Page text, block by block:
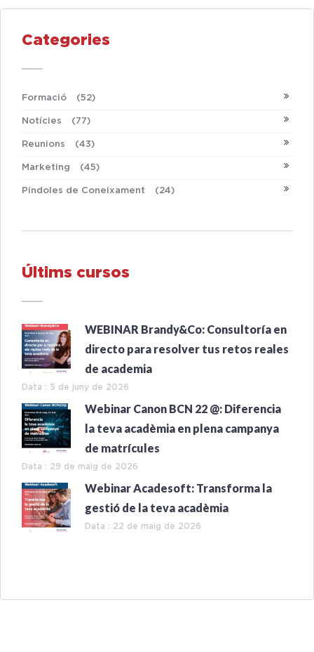
Categories
Formació (52)
Notícies (77)
Reunions (43)
Marketing (45)
Píndoles de Coneixament (24)
Últims cursos
WEBINAR Brandy&Co: Consultoría en
directo para resolver tus retos reales
de academia
Data : 5 de juny de 2026
Webinar Canon BCN 22 @: Diferencia
la teva acadèmia en plena campanya
de matrícules
Data : 29 de maig de 2026
Webinar Acadesoft: Transforma la
gestió de la teva acadèmia
Data : 22 de maig de 2026